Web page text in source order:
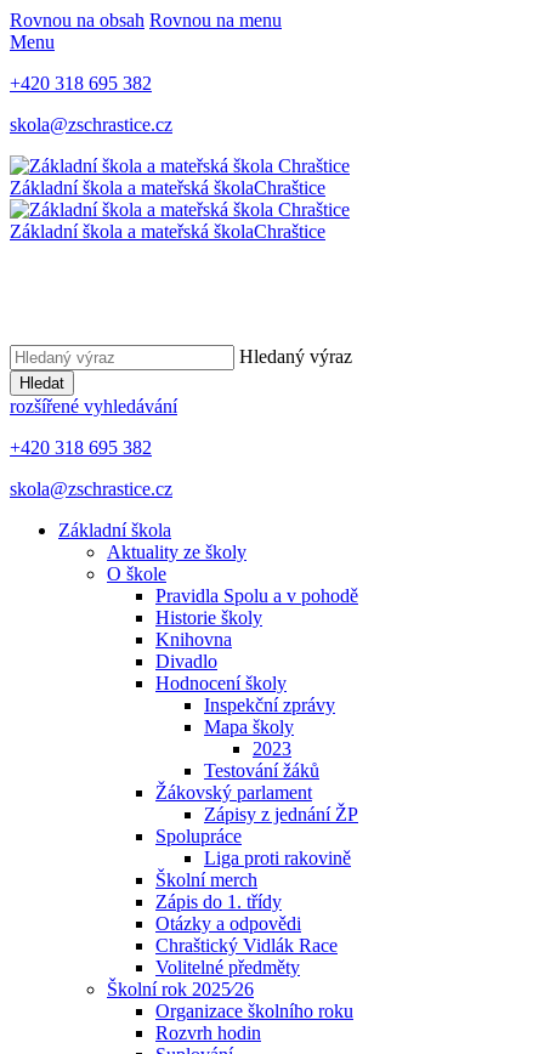
Rovnou na obsah Rovnou na menu
Menu
+420 318 695 382
skola@zschrastice.cz
Základní škola a mateřská školaChraštice
Základní škola a mateřská školaChraštice
Hledaný výraz
Hledat
rozšířené vyhledávání
+420 318 695 382
skola@zschrastice.cz
Základní škola
Aktuality ze školy
O škole
Pravidla Spolu a v pohodě
Historie školy
Knihovna
Divadlo
Hodnocení školy
Inspekční zprávy
Mapa školy
2023
Testování žáků
Žákovský parlament
Zápisy z jednání ŽP
Spolupráce
Liga proti rakovině
Školní merch
Zápis do 1. třídy
Otázky a odpovědi
Chraštický Vidlák Race
Volitelné předměty
Školní rok 2025⁄26
Organizace školního roku
Rozvrh hodin